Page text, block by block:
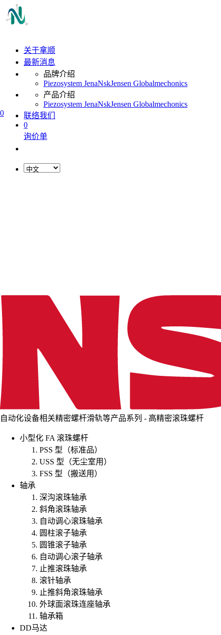
0
关于拿顺
最新消息
品牌介绍
Piezosystem JenaNskJensen Globalmechonics
产品介绍
Piezosystem JenaNskJensen Globalmechonics
联络我们
0
询价单
自动化设备相关精密螺杆滑轨等产品系列 - 高精密滚珠螺杆
小型化 FA 滚珠螺杆
PSS 型（标准品）
USS 型（无尘室用）
FSS 型（搬送用）
轴承
深沟滚珠轴承
斜角滚珠轴承
自动调心滚珠轴承
圆柱滚子轴承
圆锥滚子轴承
自动调心滚子轴承
止推滚珠轴承
滚针轴承
止推斜角滚珠轴承
外球面滚珠连座轴承
轴承箱
DD马达